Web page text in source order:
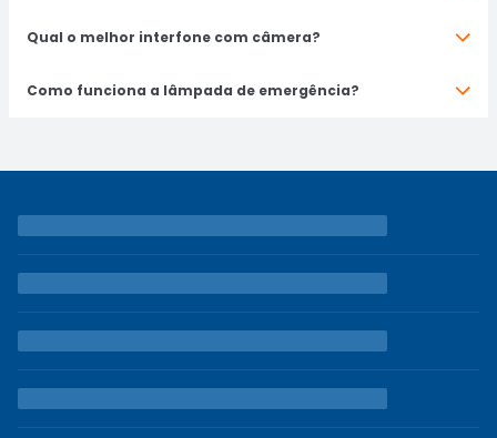
Qual o melhor interfone com câmera?
Como funciona a lâmpada de emergência?